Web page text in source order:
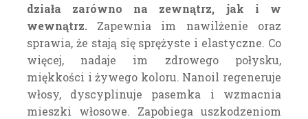
działa zarówno na zewnątrz, jak i w
wewnątrz.Zapewnia im nawilżenie oraz
sprawia, że stają się sprężyste i elastyczne. Co
więcej, nadaje im zdrowego połysku,
miękkości i żywego koloru. Nanoil regeneruje
włosy, dyscyplinuje pasemka i wzmacnia
mieszki włosowe. Zapobiega uszkodzeniom